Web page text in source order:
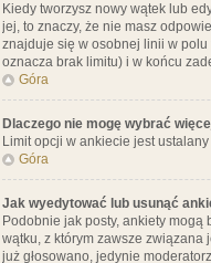
Kiedy tworzysz nowy wątek lub
jej, to znaczy, że nie masz
znajduje się w osobnej linii w
oznacza brak limitu) i w końcu
Góra
Dlaczego nie mogę wybrać
Limit opcji w ankiecie jest
Góra
Jak wyedytować lub usunąć
Podobnie jak posty, ankiety
wątku, z którym zawsze związana
już głosowano, jedynie